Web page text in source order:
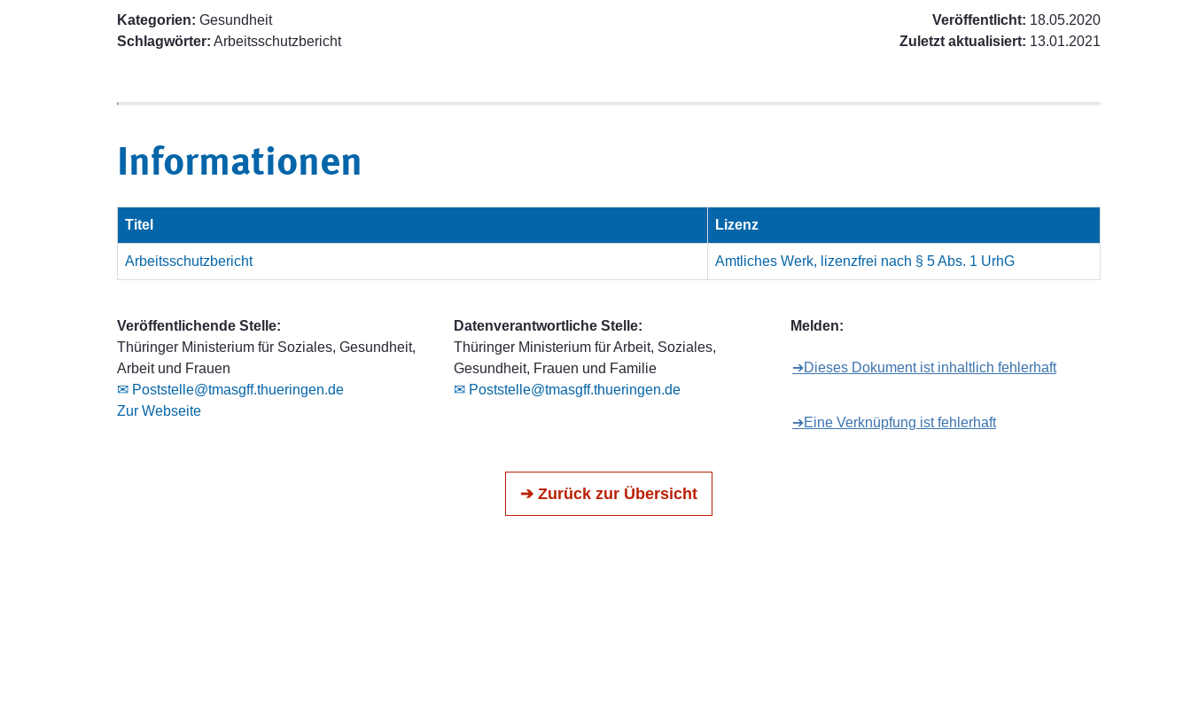
Kategorien: Gesundheit
Schlagwörter: Arbeitsschutzbericht
Veröffentlicht: 18.05.2020
Zuletzt aktualisiert: 13.01.2021
Informationen
Titel Lizenz
Arbeitsschutzbericht Amtliches Werk, lizenzfrei nach § 5 Abs. 1 UrhG
Veröffentlichende Stelle:
Thüringer Ministerium für Soziales, Gesundheit,
Arbeit und Frauen
✉ Poststelle@tmasgff.thueringen.de
Zur Webseite
Datenverantwortliche Stelle:
Thüringer Ministerium für Arbeit, Soziales,
Gesundheit, Frauen und Familie
✉ Poststelle@tmasgff.thueringen.de
Melden:
➔Dieses Dokument ist inhaltlich fehlerhaft
➔Eine Verknüpfung ist fehlerhaft
➔ Zurück zur Übersicht